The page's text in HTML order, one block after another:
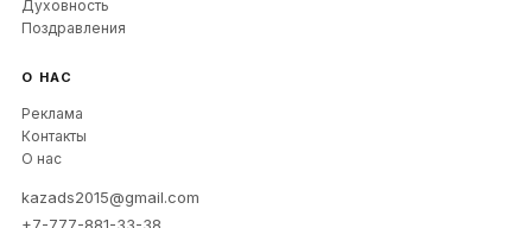
Духовность
Поздравления
О НАС
Реклама
Контакты
О нас
kazads2015@gmail.com